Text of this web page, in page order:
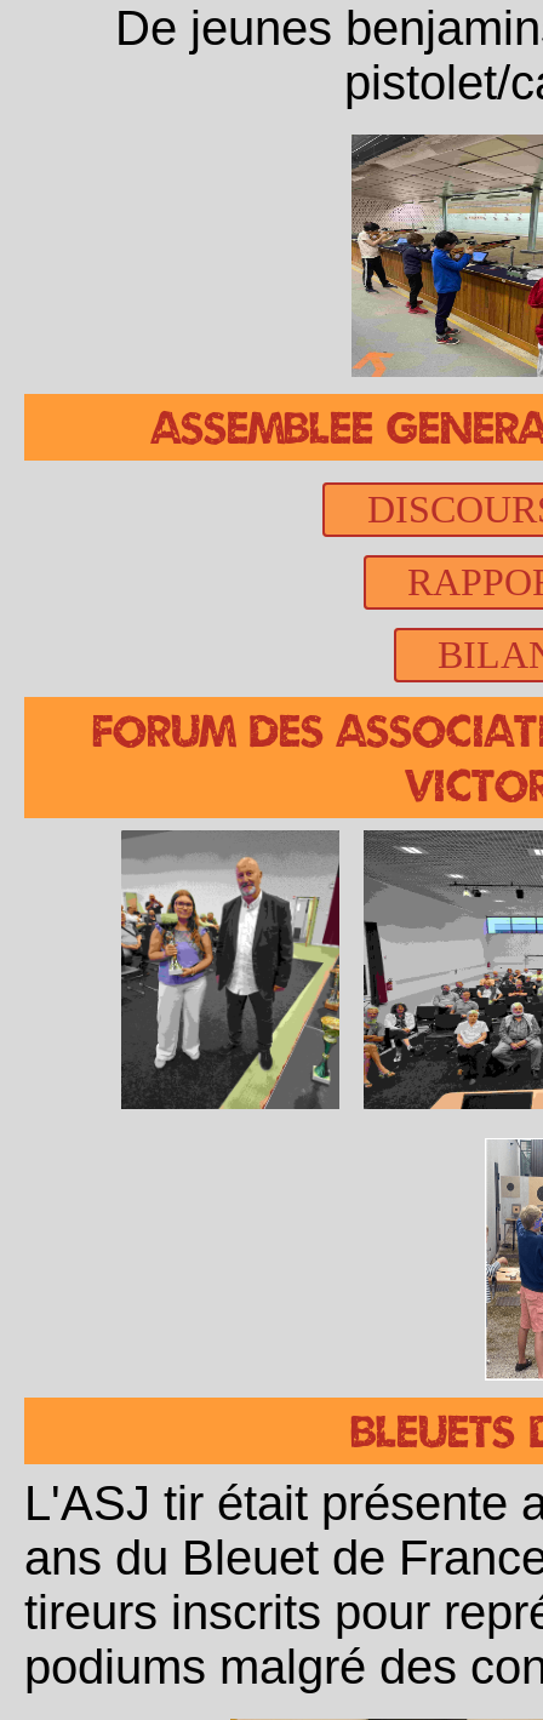
De jeunes
pistolet/
ASSEMBLEE
Forum des
Bleuets
L'ASJ tir était présente
ans du Bleuet de
tireurs inscrits pour
podiums malgré des